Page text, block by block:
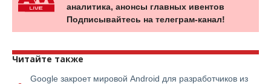
аналитика, анонсы главных ивентов
Подписывайтесь на телеграм-канал!
Читайте также
Google закроет мировой Android для разработчиков из